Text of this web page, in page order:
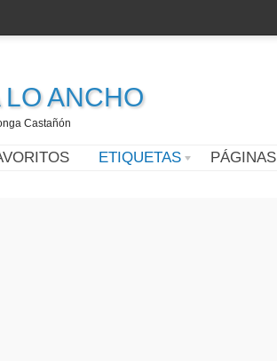
LO ANCHO
Castañón
ETIQUETAS PÁGINAS